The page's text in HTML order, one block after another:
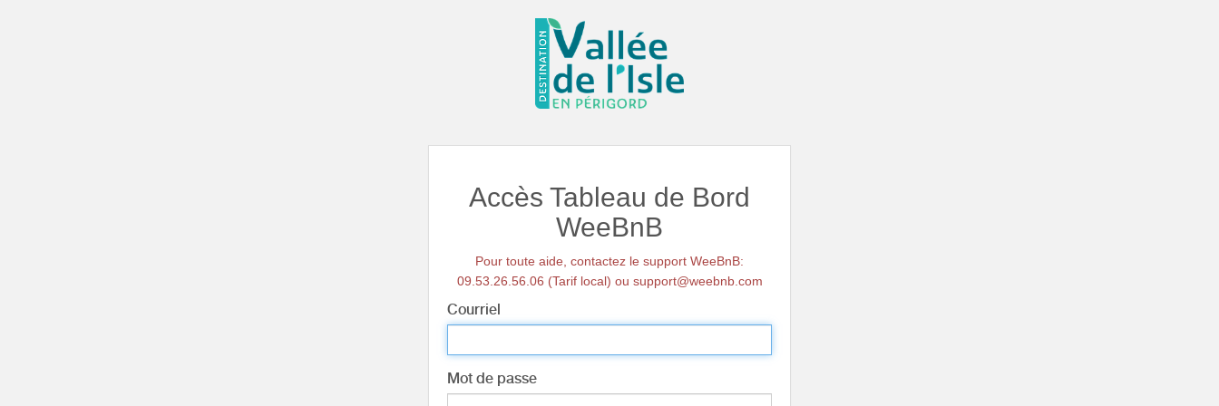
Accès Tableau de Bord
WeeBnB
Pour toute aide, contactez le support WeeBnB:
09.53.26.56.06 (Tarif local) ou support@weebnb.com
Courriel
Mot de passe